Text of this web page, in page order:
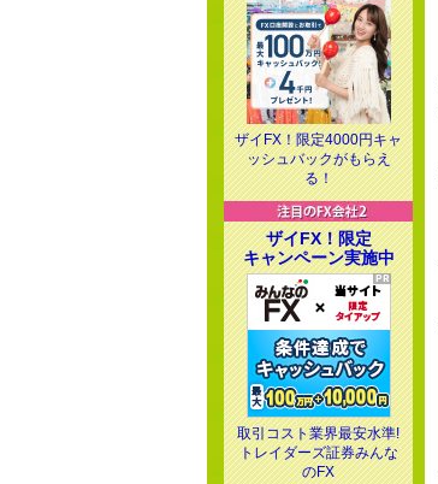
ザイFX！限定4000円キャ
ッシュバックがもらえ
る！
ザイFX！限定
キャンペーン実施中
取引コスト業界最安水準!
トレイダーズ証券みんな
のFX